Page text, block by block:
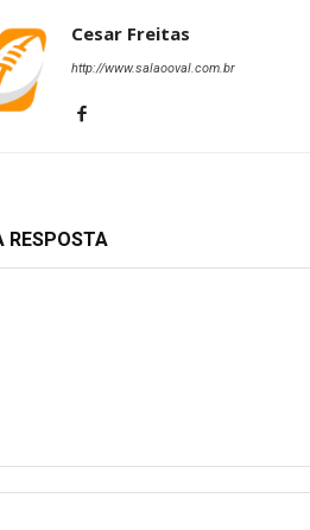
Cesar Freitas
http://www.salaooval.com.br
RESPOSTA